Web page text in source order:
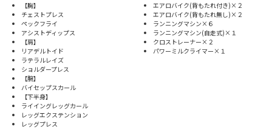
【胸】
チェストプレス
ペックフライ
アシストディップス
【肩】
リアデルトイド
ラテラルレイズ
ショルダープレス
【腕】
バイセップスカール
【下半身】
ライイングレッグカール
レッグエクステンション
レッグプレス
エアロバイク(背もたれ付き)×２
エアロバイク(背もたれ無し)×２
ランニングマシン×６
ランニングマシン(自走式)×１
クロストレーナー×２
パワーミルクライマー×１